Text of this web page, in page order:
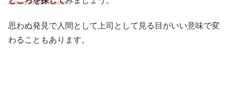
思わぬ発見で人間として上司として見る目がいい意味で変
わることもあります。